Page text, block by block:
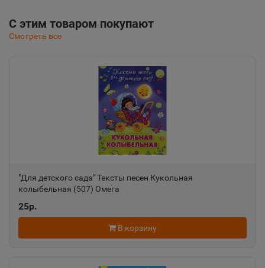
С этим товаром покупают
Смотреть все
"Для детского сада" Тексты песен Кукольная
колыбельная (507) Омега
25р.
В корзину